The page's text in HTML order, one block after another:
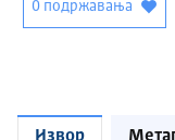
0 подржавања